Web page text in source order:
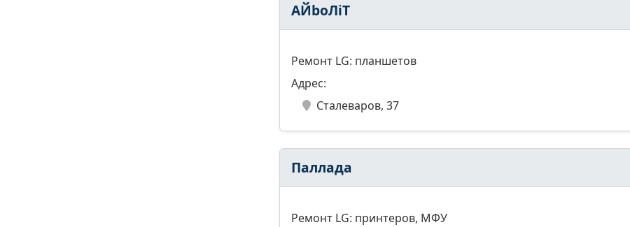
АЙboЛiТ
Ремонт LG: планшетов
Адрес:
Сталеваров, 37
Паллада
Ремонт LG: принтеров, МФУ